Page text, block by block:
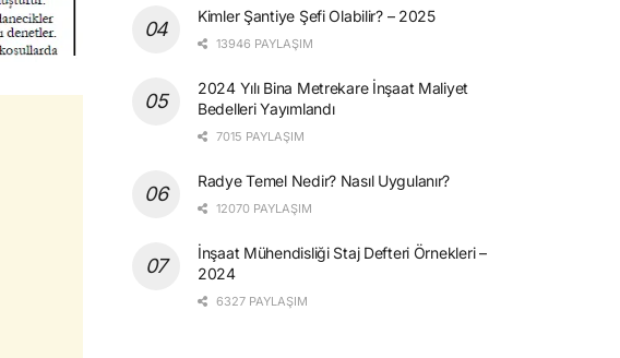
Kimler Şantiye Şefi Olabilir? – 2025
13946 PAYLAŞIM
2024 Yılı Bina Metrekare İnşaat Maliyet
Bedelleri Yayımlandı
7015 PAYLAŞIM
Radye Temel Nedir? Nasıl Uygulanır?
12070 PAYLAŞIM
İnşaat Mühendisliği Staj Defteri Örnekleri –
2024
6327 PAYLAŞIM